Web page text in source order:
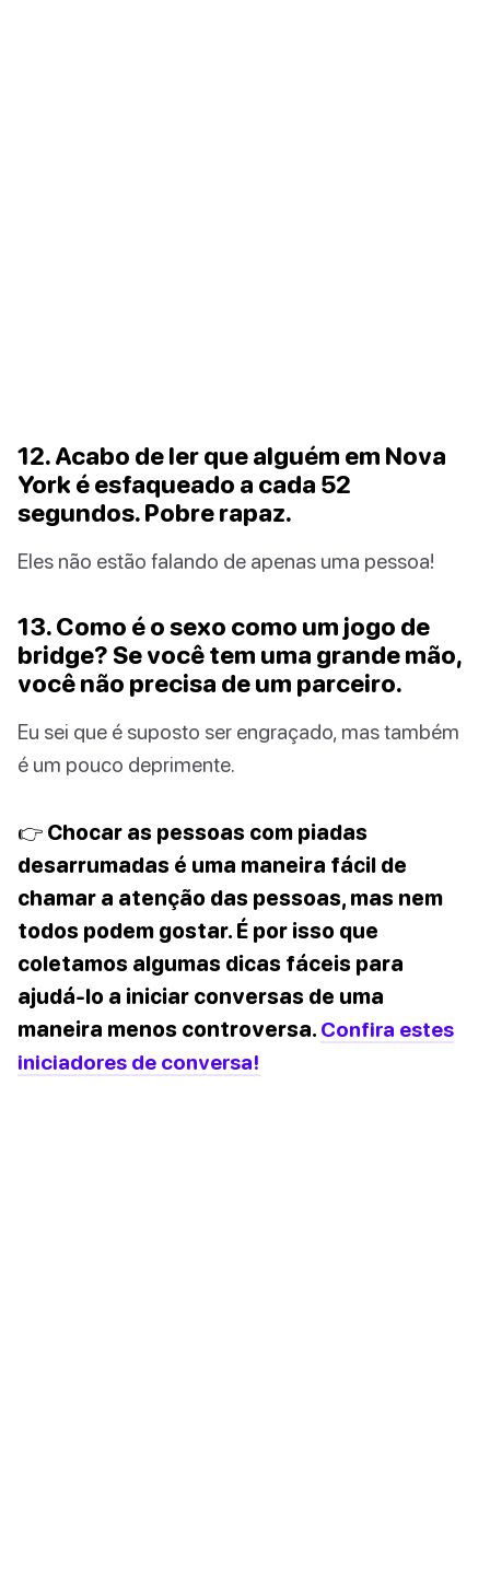
12. Acabo de ler que alguém em Nova
York é esfaqueado a cada 52
segundos. Pobre rapaz.
Eles não estão falando de apenas uma pessoa!
13. Como é o sexo como um jogo de
bridge? Se você tem uma grande mão,
você não precisa de um parceiro.
Eu sei que é suposto ser engraçado, mas também
é um pouco deprimente.
👉 Chocar as pessoas com piadas
desarrumadas é uma maneira fácil de
chamar a atenção das pessoas, mas nem
todos podem gostar. É por isso que
coletamos algumas dicas fáceis para
ajudá-lo a iniciar conversas de uma
maneira menos controversa. Confira estes
iniciadores de conversa!